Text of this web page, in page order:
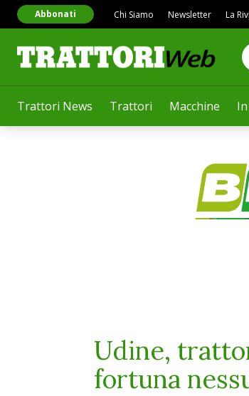
Trattori News Trattori Macchine
Abbonati Chi Siamo Newsletter La
Udine,
fortuna